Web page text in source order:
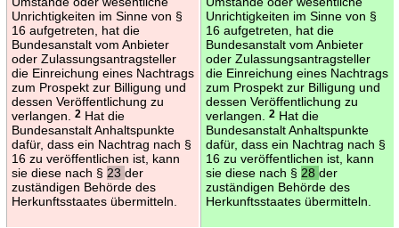
Unrichtigkeiten im Sinne von §
16 aufgetreten, hat die
Bundesanstalt vom Anbieter
oder Zulassungsantragsteller
die Einreichung eines Nachtrags
zum Prospekt zur Billigung und
dessen Veröffentlichung zu
verlangen.
2Hat die
Bundesanstalt Anhaltspunkte
dafür, dass ein Nachtrag nach §
16 zu veröffentlichen ist, kann
sie diese nach § 23 der
zuständigen Behörde des
Herkunftsstaates übermitteln.
Unrichtigkeiten im Sinne von §
16 aufgetreten, hat die
Bundesanstalt vom Anbieter
oder Zulassungsantragsteller
die Einreichung eines Nachtrags
zum Prospekt zur Billigung und
dessen Veröffentlichung zu
verlangen.
2Hat die
Bundesanstalt Anhaltspunkte
dafür, dass ein Nachtrag nach §
16 zu veröffentlichen ist, kann
sie diese nach § 28 der
zuständigen Behörde des
Herkunftsstaates übermitteln.